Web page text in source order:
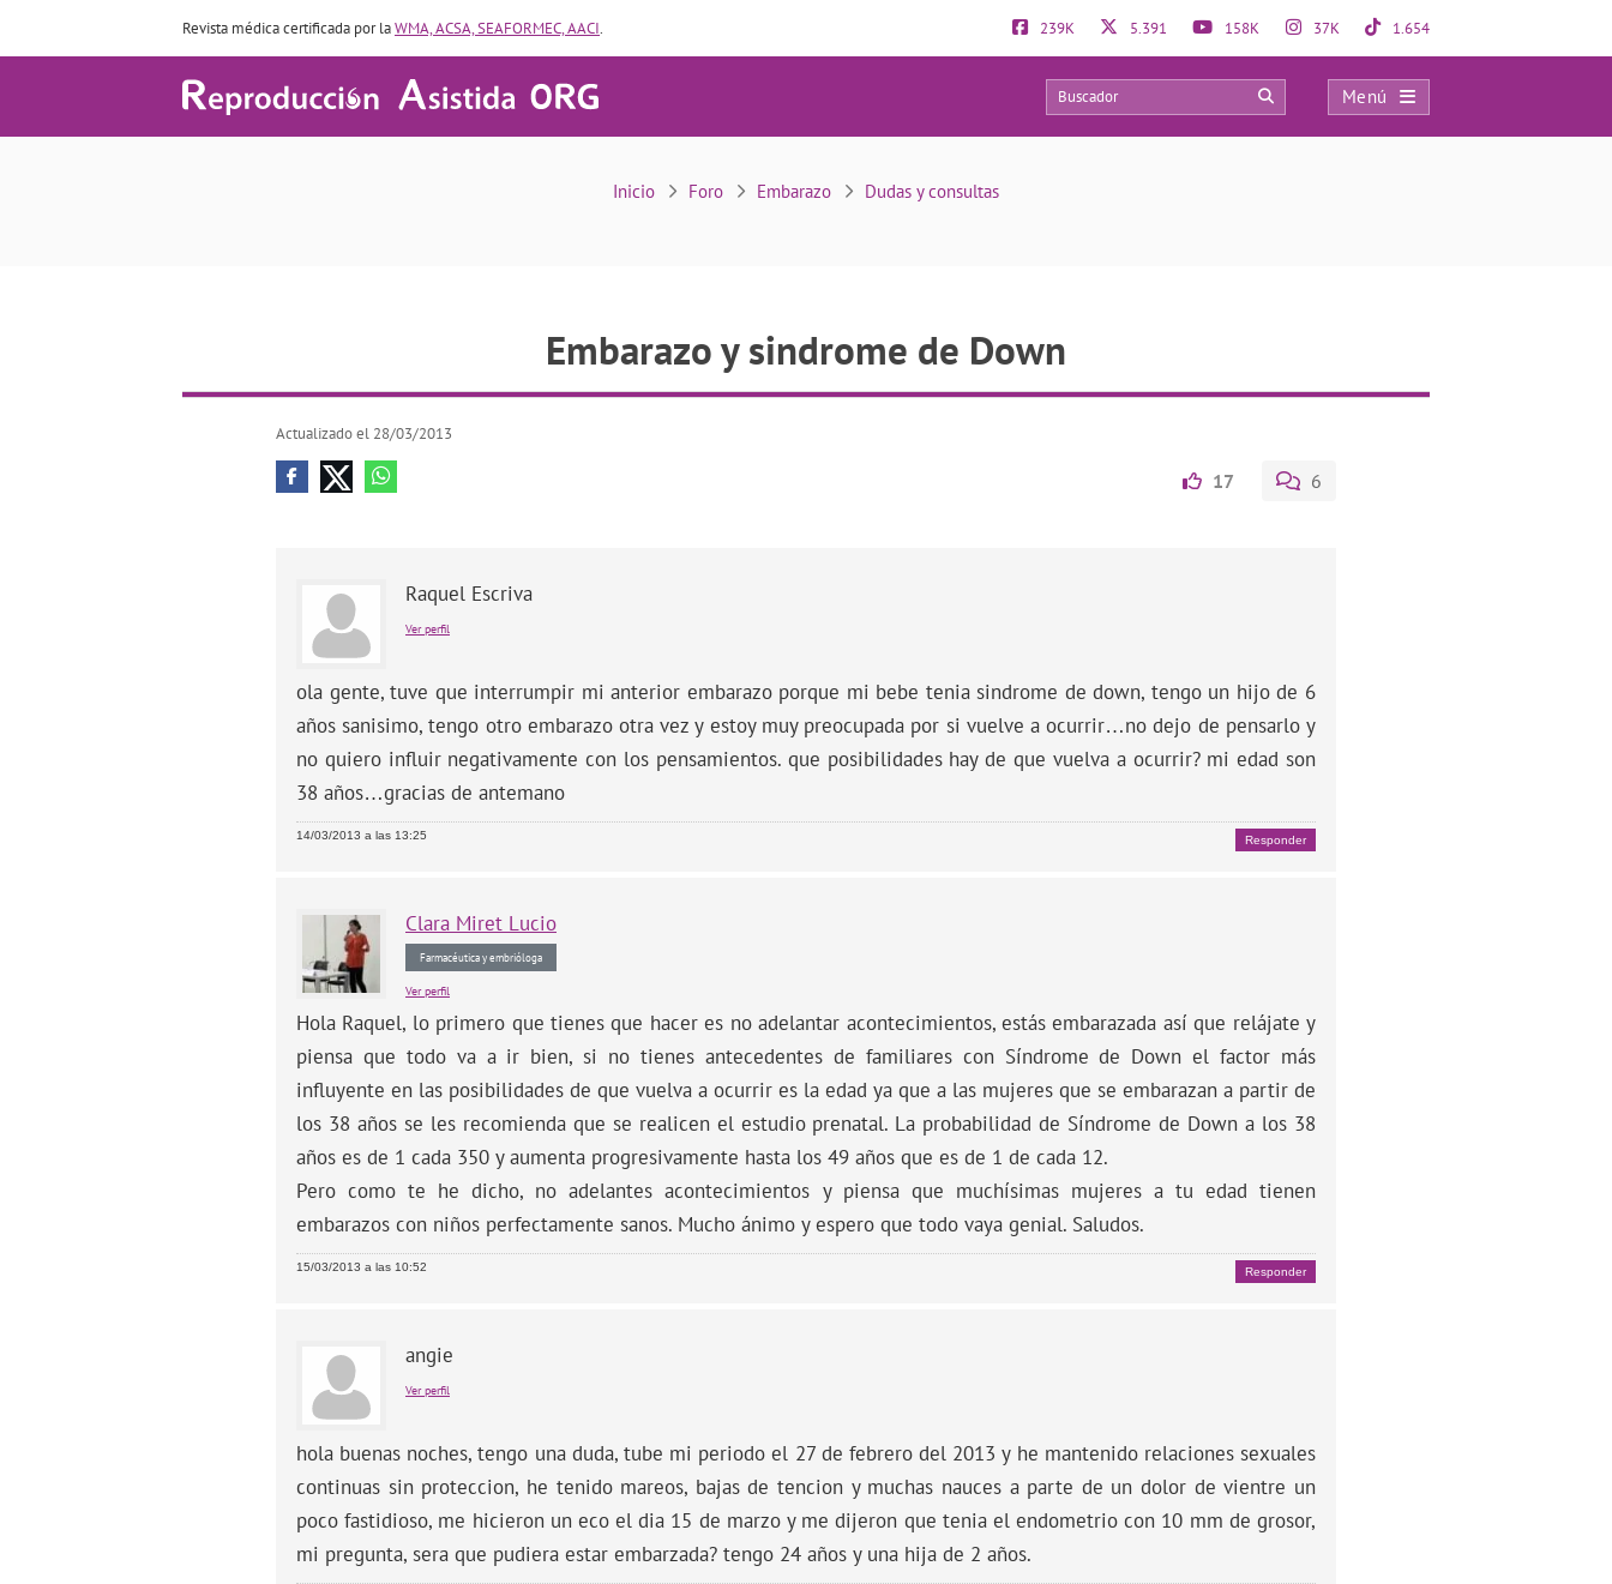
Revista médica certificada por laWMA, ACSA, SEAFORMEC, AACI. 239K 5.391 158K 37K 1.654
Menú
Embarazo y sindrome de Down
11 0
Inicio Foro Embarazo Dudas y consultas
Embarazo y sindrome de Down
Actualizado el 28/03/2013
17 6
Raquel Escriva
Ver perfil
ola gente, tuve que interrumpir mi anterior embarazo porque mi bebe tenia sindrome de down, tengo un hijo de 6
años sanisimo, tengo otro embarazo otra vez y estoy muy preocupada por si vuelve a ocurrir…no dejo de pensarlo y
no quiero influir negativamente con los pensamientos. que posibilidades hay de que vuelva a ocurrir? mi edad son
38 años…gracias de antemano
14/03/2013 a las 13:25 Responder
Clara Miret Lucio
Farmacéutica y embrióloga
Ver perfil
Hola Raquel, lo primero que tienes que hacer es no adelantar acontecimientos, estás embarazada así que relájate y
piensa que todo va a ir bien, si no tienes antecedentes de familiares con Síndrome de Down el factor más
influyente en las posibilidades de que vuelva a ocurrir es la edad ya que a las mujeres que se embarazan a partir de
los 38 años se les recomienda que se realicen el estudio prenatal. La probabilidad de Síndrome de Down a los 38
años es de 1 cada 350 y aumenta progresivamente hasta los 49 años que es de 1 de cada 12.
Pero como te he dicho, no adelantes acontecimientos y piensa que muchísimas mujeres a tu edad tienen
embarazos con niños perfectamente sanos. Mucho ánimo y espero que todo vaya genial. Saludos.
15/03/2013 a las 10:52 Responder
angie
Ver perfil
hola buenas noches, tengo una duda, tube mi periodo el 27 de febrero del 2013 y he mantenido relaciones sexuales
continuas sin proteccion, he tenido mareos, bajas de tencion y muchas nauces a parte de un dolor de vientre un
poco fastidioso, me hicieron un eco el dia 15 de marzo y me dijeron que tenia el endometrio con 10 mm de grosor,
mi pregunta, sera que pudiera estar embarzada? tengo 24 años y una hija de 2 años.